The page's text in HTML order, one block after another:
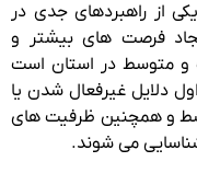
از راهبردهای جدی در
فرصت های بیشتر و
و متوسط در استان است
دلایل غیرفعال شدن یا
و همچنین ظرفیت های
می شوند.